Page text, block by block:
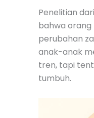
Penelitian
bahwa
perubahan
anak-anak
tren, tapi
tumbuh.